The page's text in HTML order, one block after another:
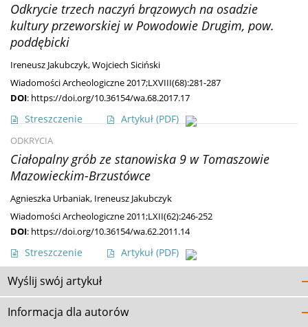
Odkrycie trzech naczyń brązowych na osadzie
kultury przeworskiej w Powodowie Drugim, pow.
poddębicki
Ireneusz Jakubczyk,Wojciech Siciński
Wiadomości Archeologiczne 2017;LXVIII(68):281-287
DOI: https://doi.org/10.36154/wa.68.2017.17
Streszczenie Artykuł (PDF)
ODKRYCIA
Ciałopalny grób ze stanowiska 9 w Tomaszowie
Mazowieckim-Brzustówce
Agnieszka Urbaniak, Ireneusz Jakubczyk
Wiadomości Archeologiczne 2011;LXII(62):246-252
DOI: https://doi.org/10.36154/wa.62.2011.14
Streszczenie Artykuł (PDF)
Wyślij swój artykuł
Informacja dla autorów